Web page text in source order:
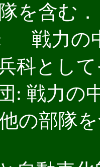
を含む．
: 戦力の
科とし
: 戦力
の部隊